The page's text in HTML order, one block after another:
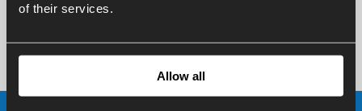
of their services.
Allow all